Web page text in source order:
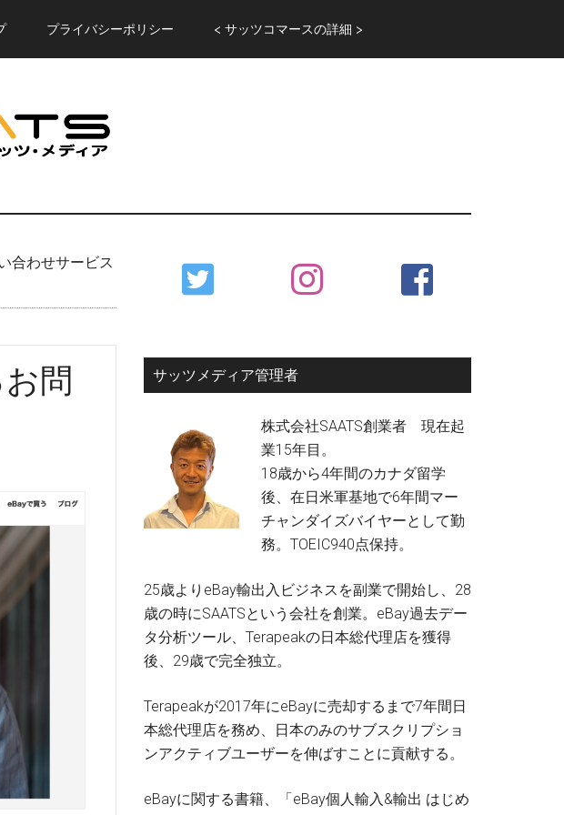
プライバシーポリシー < サッツコマースの詳細 >
合わせサービス
問
Primary
Sidebar
サッツメディア管理者
株式会社SAATS創業者 現在起
業15年目。
18歳から4年間のカナダ留学
後、在日米軍基地で6年間マー
チャンダイズバイヤーとして勤
務。TOEIC940点保持。
25歳よりeBay輸出入ビジネスを副業で開始し、28
歳の時にSAATSという会社を創業。eBay過去デー
タ分析ツール、Terapeakの日本総代理店を獲得
後、29歳で完全独立。
Terapeakが2017年にeBayに売却するまで7年間日
本総代理店を務め、日本のみのサブスクリプショ
ンアクティブユーザーを伸ばすことに貢献する。
eBayに関する書籍、「eBay個人輸入&輸出 はじめ